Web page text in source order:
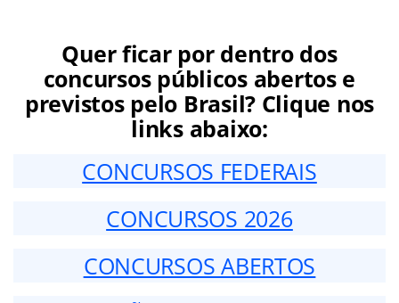
Quer ficar por dentro dos
concursos públicos abertos e
previstos pelo Brasil? Clique nos
links abaixo:
CONCURSOS FEDERAIS
CONCURSOS 2026
CONCURSOS ABERTOS